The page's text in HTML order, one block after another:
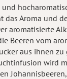
Aroma und
aromatisierte
Beeren vom
aus ihnen
wird